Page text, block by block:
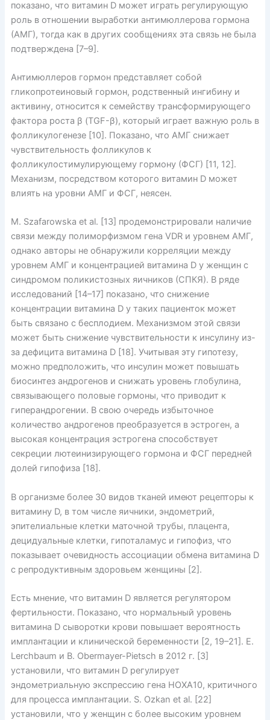
показано, что витамин D может играть регулирующую
роль в отношении выработки антимюллерова гормона
(АМГ), тогда как в других сообщениях эта связь не была
подтверждена [7–9].
Антимюллеров гормон представляет собой
гликопротеиновый гормон, родственный ингибину и
активину, относится к семейству трансформирующего
фактора роста β (TGF-β), который играет важную роль в
фолликулогенезе [10]. Показано, что АМГ снижает
чувствительность фолликулов к
фолликулостимулирующему гормону (ФСГ) [11, 12].
Механизм, посредством которого витамин D может
влиять на уровни АМГ и ФСГ, неясен.
M. Szafarowska et al. [13] продемонстрировали наличие
связи между полиморфизмом гена VDR и уровнем AMГ,
однако авторы не обнаружили корреляции между
уровнем АМГ и концентрацией витамина D у женщин с
синдромом поликистозных яичников (СПКЯ). В ряде
исследований [14–17] показано, что снижение
концентрации витамина D у таких пациенток может
быть связано с бесплодием. Механизмом этой связи
может быть снижение чувствительности к инсулину из-
за дефицита витамина D [18]. Учитывая эту гипотезу,
можно предположить, что инсулин может повышать
биосинтез андрогенов и снижать уровень глобулина,
связывающего половые гормоны, что приводит к
гиперандрогении. В свою очередь избыточное
количество андрогенов преобразуется в эстроген, а
высокая концентрация эстрогена способствует
секреции лютеинизирующего гормона и ФСГ передней
долей гипофиза [18].
В организме более 30 видов тканей имеют рецепторы к
витамину D, в том числе яичники, эндометрий,
эпителиальные клетки маточной трубы, плацента,
децидуальные клетки, гипоталамус и гипофиз, что
показывает очевидность ассоциации обмена витамина D
с репродуктивным здоровьем женщины [2].
Есть мнение, что витамин D является регулятором
фертильности. Показано, что нормальный уровень
витамина D сыворотки крови повышает вероятность
имплантации и клинической беременности [2, 19–21]. E.
Lerchbaum и B. Obermayer-Pietsch в 2012 г. [3]
установили, что витамин D регулирует
эндометриальную экспрессию гена HOXA10, критичного
для процесса имплантации. S. Ozkan et al. [22]
установили, что у женщин с более высоким уровнем